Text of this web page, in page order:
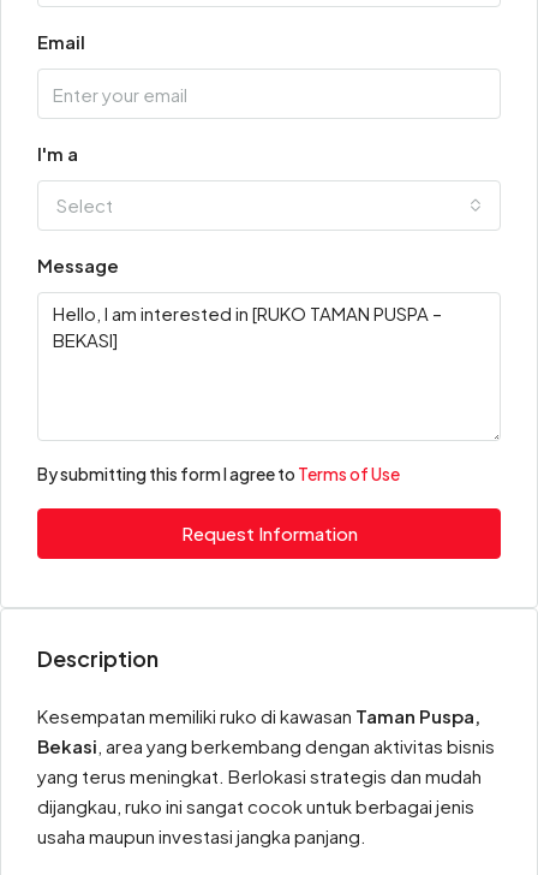
Email
I'm a
Select
Message
By submitting this form I agree to Terms of Use
Request Information
Description
Kesempatan memiliki ruko di kawasan Taman Puspa,
Bekasi , area yang berkembang dengan aktivitas bisnis
yang terus meningkat. Berlokasi strategis dan mudah
dijangkau, ruko ini sangat cocok untuk berbagai jenis
usaha maupun investasi jangka panjang.